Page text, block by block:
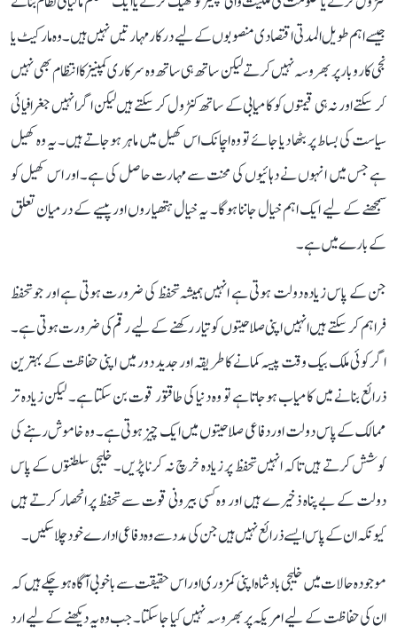
جیسے اہم طویل المدتی اقتصادی منصوبوں کے لیے درکار مہارتیں نہیں ہیں۔ وہ مارکیٹ یا
نجی کاروبار پر بھروسہ نہیں کرتے لیکن ساتھ ہی ساتھ وہ سرکاری کمپنیز کا انتظام بھی نہیں
کر سکتے اور نہ ہی قیمتوں کو کامیابی کے ساتھ کنٹرول کر سکتے ہیں لیکن اگر انہیں جغرافیائی
سیاست کی بساط پر بٹھا دیا جائے تو وہ اچانک اس کھیل میں ماہر ہوجاتے ہیں۔ یہ وہ کھیل
ہے جس میں انہوں نے دہائیوں کی محنت سے مہارت حاصل کی ہے۔ اور اس کھیل کو
سمجھنے کے لیے ایک اہم خیال جاننا ہوگا۔ یہ خیال ہتھیاروں اور پیسے کے درمیان تعلق
کے بارے میں ہے۔
جن کے پاس زیادہ دولت ہوتی ہے انہیں ہمیشہ تحفظ کی ضرورت ہوتی ہے اور جو تحفظ
فراہم کر سکتے ہیں انہیں اپنی صلاحیتوں کو تیار رکھنے کے لیے رقم کی ضرورت ہوتی ہے۔
اگر کوئی ملک بیک وقت پیسہ کمانے کا طریقہ اور جدید دور میں اپنی حفاظت کے بہترین
ذرائع بنانے میں کامیاب ہوجاتا ہے تو وہ دنیا کی طاقتور قوت بن سکتا ہے۔ لیکن زیادہ تر
ممالک کے پاس دولت اور دفاعی صلاحیتوں میں ایک چیز ہوتی ہے۔ وہ خاموش رہنے کی
کوشش کرتے ہیں تاکہ انہیں تحفظ پر زیادہ خرچ نہ کرنا پڑیں۔ خلیجی سلطنتوں کے پاس
دولت کے بے پناہ ذخیرے ہیں اور وہ کسی بیرونی قوت سے تحفظ پر انحصار کرتے ہیں
کیونکہ ان کے پاس ایسے ذرائع نہیں ہیں جن کی مدد سے وہ دفاعی ادارے خود چلا سکیں۔
موجودہ حالات میں خلیجی بادشاہ اپنی کمزوری اور اس حقیقت سے باخوبی آگاہ ہو چکے ہیں کہ
ان کی حفاظت کے لیے امریکہ پر بھروسہ نہیں کیا جا سکتا۔ جب وہ یہ دیکھنے کے لیے ارد